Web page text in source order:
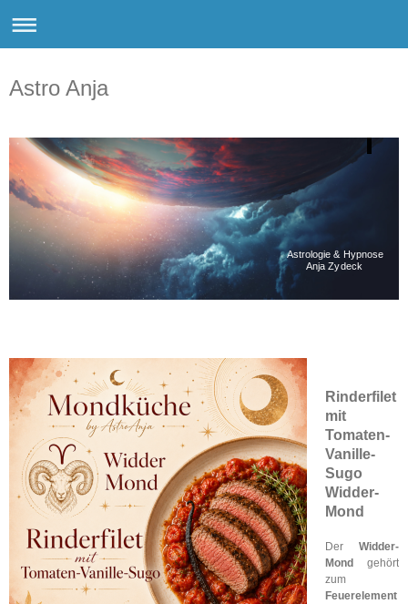
Astro Anja
Astrologie & Hypnose
Anja Zydeck
Rinderfilet
mit
Tomaten-
Vanille-
Sugo
Widder-
Mond
Der Widder-
Mond
gehört
zum
Feuerelement